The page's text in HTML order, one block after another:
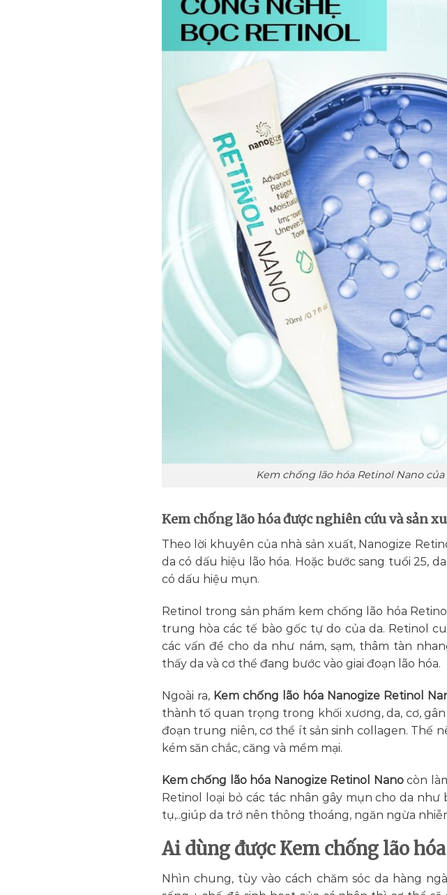
Kem chống lão hóa Retinol Nano
Kem chống lão hóa được nghiên cứu và sản
Theo lời khuyên của nhà sản xuất, Nanogize
da có dấu hiệu lão hóa. Hoặc bước sang tuổi 25,
có dấu hiệu mụn.
Retinol trong sản phẩm kem chống lão hóa
trung hòa các tế bào gốc tự do của da. Retinol
các vấn đề cho da như nám, sạm, thâm tàn
thấy da và cơ thể đang bước vào giai đoạn lão hóa.
Ngoài ra, Kem chống lão hóa Nanogize Retinol
thành tố quan trọng trong khối xương, da, cơ,
đoạn trung niên, cơ thể ít sản sinh collagen. Thế
kém săn chắc, căng và mềm mại.
Kem chống lão hóa Nanogize Retinol Nanocòn
Retinol loại bỏ các tác nhân gây mụn cho da
tụ,..giúp da trở nên thông thoáng, ngăn ngừa
Ai dùng được Kem chống lão
Nhìn chung, tùy vào cách chăm sóc da hàng